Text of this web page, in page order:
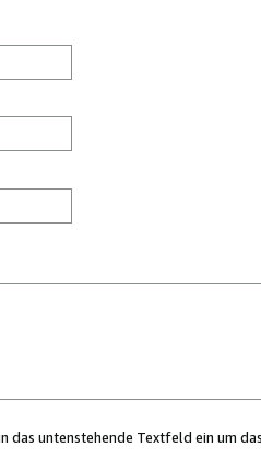
untenstehende Textfeld ein um